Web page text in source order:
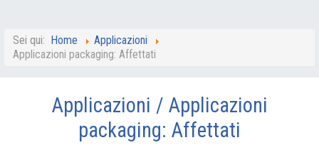
Sei qui: Home
Applicazioni
Applicazioni packaging: Affettati
Applicazioni / Applicazioni
packaging: Affettati